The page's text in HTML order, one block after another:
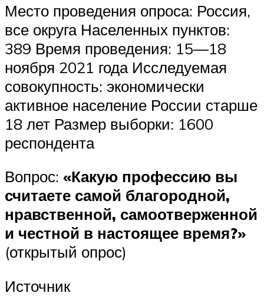
Место проведения опроса: Россия,
все округа Населенных пунктов:
389 Время проведения: 15—18
ноября 2021 года Исследуемая
совокупность: экономически
активное население России старше
18 лет Размер выборки: 1600
респондента
Вопрос: «Какую профессию вы
считаете самой благородной,
нравственной, самоотверженной
и честной в настоящее время?»
(открытый опрос)
Источник